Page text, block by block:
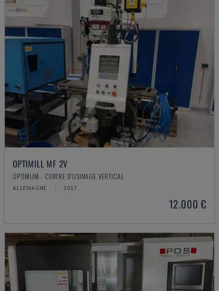
OPTIMILL MF 2V
OPTIMUM - CENTRE D'USINAGE VERTICAL
ALLEMAGNE 2017
12.000 €